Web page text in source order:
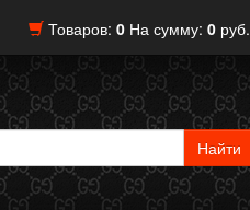
Товаров: 0 На сумму: 0 руб.